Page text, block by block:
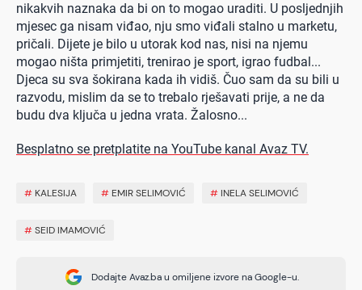
nikakvih naznaka da bi on to mogao uraditi. U posljednjih
mjesec ga nisam viđao, nju smo viđali stalno u marketu,
pričali. Dijete je bilo u utorak kod nas, nisi na njemu
mogao ništa primjetiti, trenirao je sport, igrao fudbal...
Djeca su sva šokirana kada ih vidiš. Čuo sam da su bili u
razvodu, mislim da se to trebalo rješavati prije, a ne da
budu dva ključa u jedna vrata. Žalosno...
Besplatno se pretplatite na YouTube kanal Avaz TV.
# KALESIJA # EMIR SELIMOVIĆ # INELA SELIMOVIĆ
#SEID IMAMOVIĆ
Dodajte Avaz.ba u omiljene izvore na Google-u.